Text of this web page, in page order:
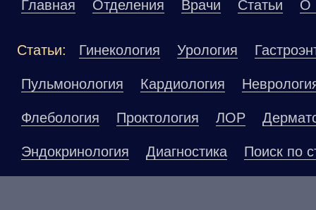
Главная Отделения Врачи Статьи О
Статьи: Гинекология Урология
Пульмонология Кардиология
Флебология Проктология ЛОР
Эндокринология Диагностика Поиск по